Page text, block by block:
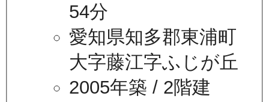
54分
愛知県知多郡東浦町
大字藤江字ふじが丘
2005年築 / 2階建